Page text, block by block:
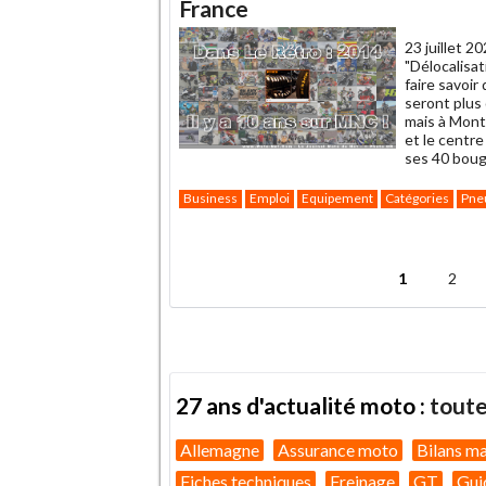
ami
France
23 juillet
faire savoir
seront plus
mais à
et le centre
ses 40
Business Emploi Equipement Catégories
1 2
27 ans d'actualité moto :
Allemagne Assurance moto Bilans
Fiches techniques
Freinage GT